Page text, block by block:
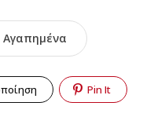
Pin It